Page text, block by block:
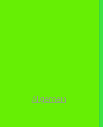
Allgemein